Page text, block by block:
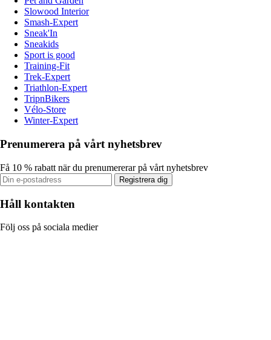
Slowood Interior
Smash-Expert
Sneak'In
Sneakids
Sport is good
Training-Fit
Trek-Expert
Triathlon-Expert
TripnBikers
Vélo-Store
Winter-Expert
Prenumerera på vårt nyhetsbrev
Få 10 % rabatt när du prenumererar på vårt nyhetsbrev
Registrera dig
Håll kontakten
Följ oss på sociala medier